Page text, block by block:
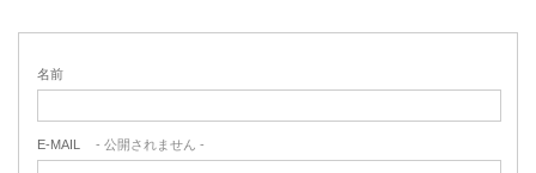
名前
E-MAIL - 公開されません -